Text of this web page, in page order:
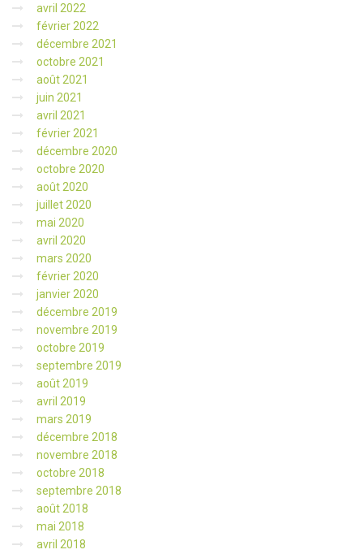
avril 2022
février 2022
décembre 2021
octobre 2021
août 2021
juin 2021
avril 2021
février 2021
décembre 2020
octobre 2020
août 2020
juillet 2020
mai 2020
avril 2020
mars 2020
février 2020
janvier 2020
décembre 2019
novembre 2019
octobre 2019
septembre 2019
août 2019
avril 2019
mars 2019
décembre 2018
novembre 2018
octobre 2018
septembre 2018
août 2018
mai 2018
avril 2018